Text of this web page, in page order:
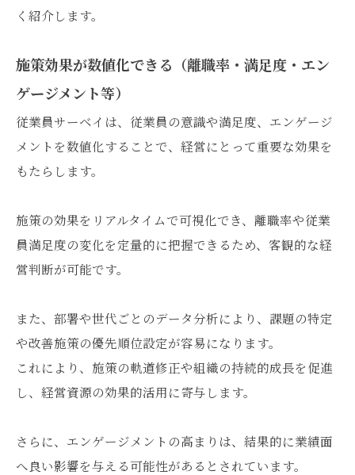
く紹介します。
施策効果が数値化できる（離職率・満足度・エン
ゲージメント等）
従業員サーベイは、従業員の意識や満足度、エンゲージ
メントを数値化することで、経営にとって重要な効果を
もたらします。
施策の効果をリアルタイムで可視化でき、離職率や従業
員満足度の変化を定量的に把握できるため、客観的な経
営判断が可能です。
また、部署や世代ごとのデータ分析により、課題の特定
や改善施策の優先順位設定が容易になります。
これにより、施策の軌道修正や組織の持続的成長を促進
し、経営資源の効果的活用に寄与します。
さらに、エンゲージメントの高まりは、結果的に業績面
へ良い影響を与える可能性があるとされています。